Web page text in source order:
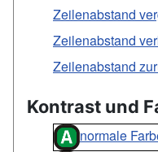
Zeilenabstand
Zeilenabstand
Zeilenabstand
Kontrast und
normale